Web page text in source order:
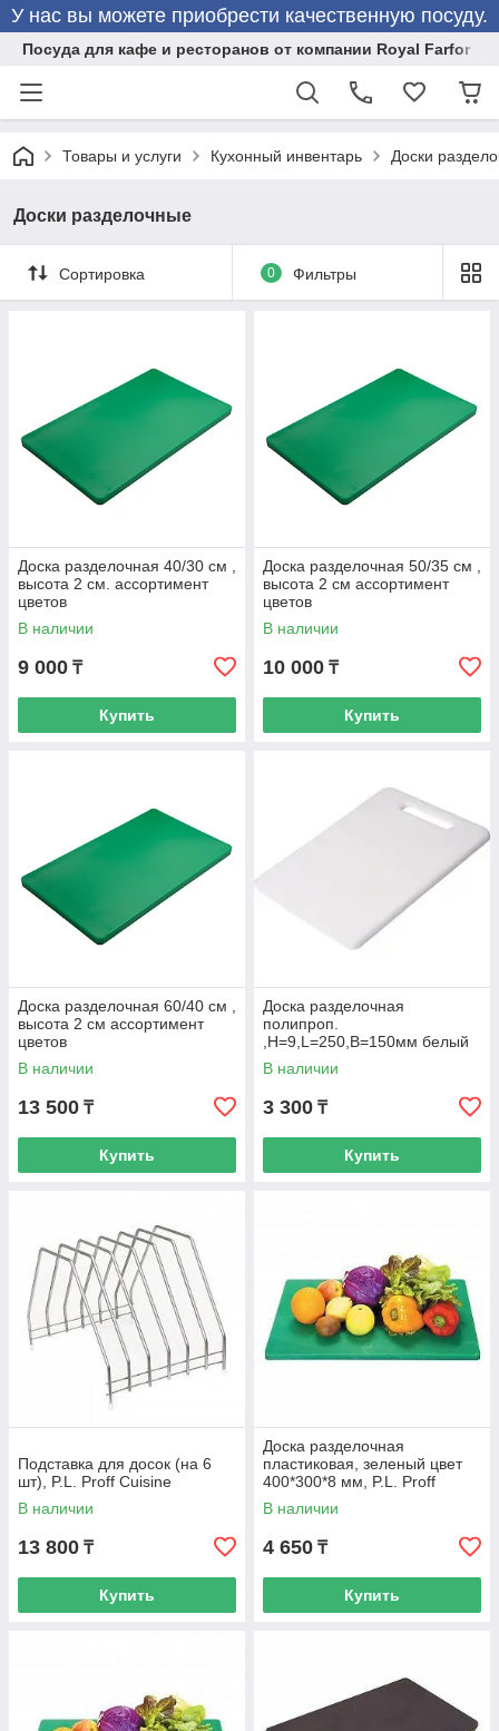
У нас вы можете приобрести качественную посуду.
Посуда для кафе и ресторанов от компании Royal Farfor
Товары и услуги Кухонный инвентарь Доски
Доски разделочные
Сортировка 0 Фильтры
Доска разделочная 40/30 см ,
высота 2 см. ассортимент
цветов
В наличии
9 000 ₸
Купить
Доска разделочная 50/35 см ,
высота 2 см ассортимент
цветов
В наличии
10 000 ₸
Купить
Доска разделочная 60/40 см ,
высота 2 см ассортимент
цветов
В наличии
13 500 ₸
Купить
Доска разделочная
полипроп.
,H=9,L=250,B=150мм белый
В наличии
3 300 ₸
Купить
Подставка для досок (на 6
шт), P.L. Proff Cuisine
В наличии
13 800 ₸
Купить
Доска разделочная
пластиковая, зеленый цвет
400*300*8 мм, P.L. Proff
Cuisine
В наличии
4 650 ₸
Купить